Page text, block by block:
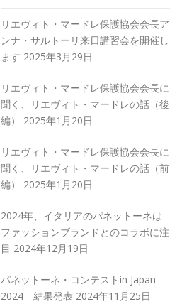
リエヴィト・マードレ保護協会会長ア
ンナ・サルトーリ来日講習会を開催し
ます 2025年3月29日
リエヴィト・マードレ保護協会会長に
聞く、リエヴィト・マードレの話（後
編）
2025年1月20日
リエヴィト・マードレ保護協会会長に
聞く、リエヴィト・マードレの話（前
編）
2025年1月20日
2024年、イタリアのパネットーネは
ファッションブランドとのコラボに注
目 2024年12月19日
パネットーネ・コンテストin Japan
2024 結果発表 2024年11月25日